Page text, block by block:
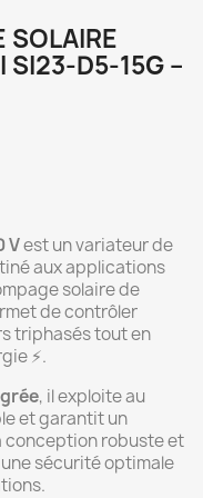
SOLAIRE
SI23-D5-15G –
Vest un variateur de
aux applications
solaire de
de contrôler
triphasés tout en
⚡.
, il exploite au
et garantit un
conception robuste et
sécurité optimale